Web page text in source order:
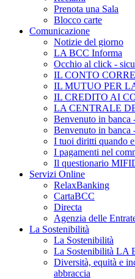
Prenota una Sala
Blocco carte
Comunicazione
Notizie del giorno
LA BCC Informa
Occhio al click -
IL CONTO
IL MUTUO PER
IL CREDITO AI
LA CENTRALE
Benvenuto in banca
Benvenuto in banca
I tuoi diritti quando
I pagamenti nel
Il questionario
Servizi Online
RelaxBanking
CartaBCC
Directa
Agenzia delle
La Sostenibilità
La Sostenibilità
La Sostenibilità LA
Diversità, equità e
abbraccia